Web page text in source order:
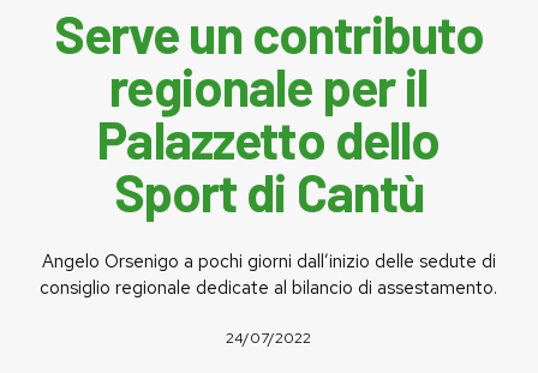
Serve un contributo
regionale per il
Palazzetto dello
Sport di Cantù
Angelo Orsenigo a pochi giorni dall’inizio delle sedute di
consiglio regionale dedicate al bilancio di assestamento.
24/07/2022